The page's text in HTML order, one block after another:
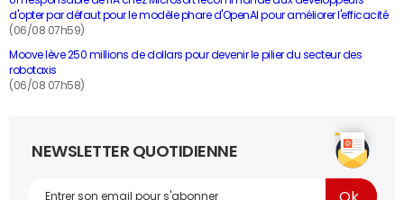
d'opter par défaut pour le modèle phare d'OpenAI pour améliorer l'efficacité
(06/08 07h59)
Moove lève 250 millions de dollars pour devenir le pilier du secteur des
robotaxis
(06/08 07h58)
NEWSLETTER QUOTIDIENNE